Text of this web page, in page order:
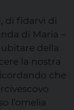
di fidarvi di
di Maria –
della
la nostra
che
l’omelia